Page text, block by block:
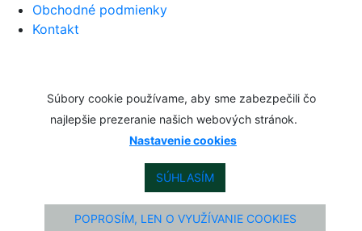
Obchodné podmienky
Kontakt
Súbory cookie používame, aby sme zabezpečili čo
najlepšie prezeranie našich webových stránok.
Nastavenie cookies
SÚHLASÍM
POPROSÍM, LEN O VYUŽÍVANIE COOKIES